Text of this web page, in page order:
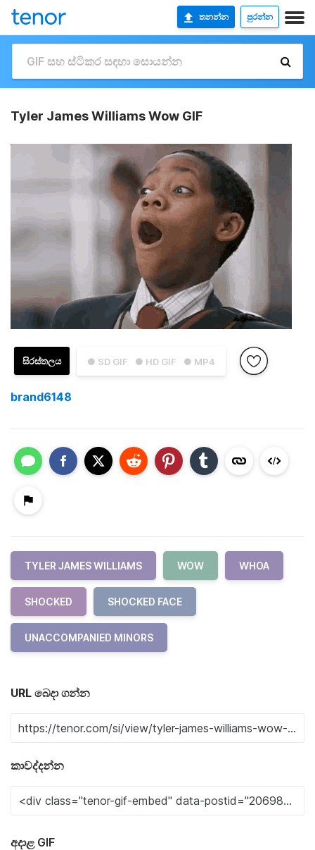
තනන්න පුරන්න
Tyler James Williams Wow GIF
● SD GIF ● HD GIF ● MP4
සිරස්තලය
brand6148
TYLER JAMES WILLIAMS WOW WHOA
SHOCKED SHOCKED FACE
UNACCOMPANIED MINORS
URL බෙදා ගන්න
කාවද්දන්න
අදාළ GIF